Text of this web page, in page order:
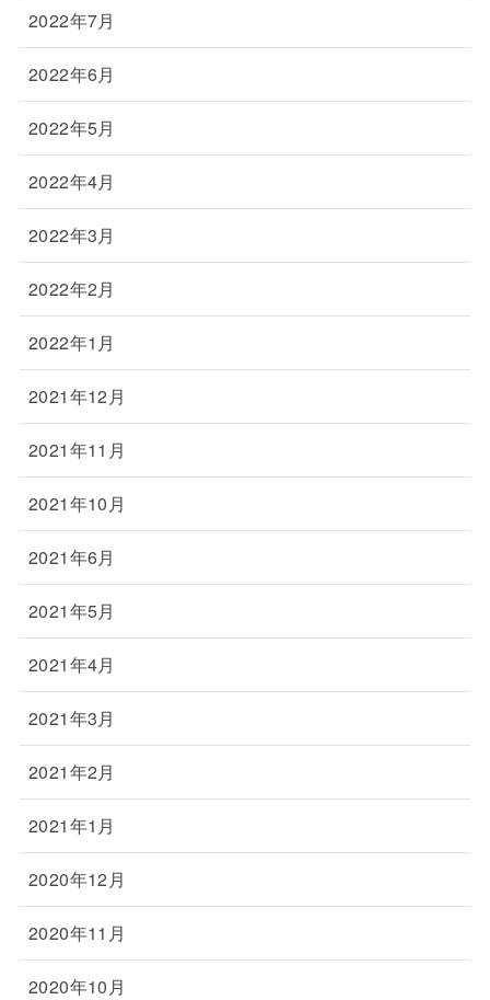
2022年7月
2022年6月
2022年5月
2022年4月
2022年3月
2022年2月
2022年1月
2021年12月
2021年11月
2021年10月
2021年6月
2021年5月
2021年4月
2021年3月
2021年2月
2021年1月
2020年12月
2020年11月
2020年10月